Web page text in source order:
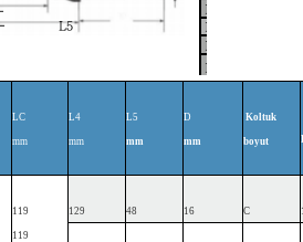
LC
mm
L4
mm
L5
mm
D
mm
Koltuk
boyut
119
119
129 48 16 C